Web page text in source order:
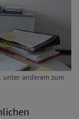
unter anderem zum